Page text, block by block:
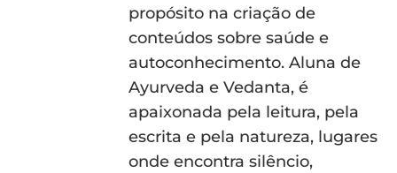
propósito na criação de
conteúdos sobre saúde e
autoconhecimento. Aluna de
Ayurveda e Vedanta, é
apaixonada pela leitura, pela
escrita e pela natureza, lugares
onde encontra silêncio,